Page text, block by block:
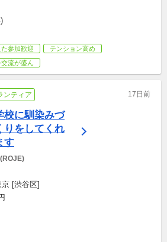
参加歓迎
テンション高め
流が盛ん
ンティア 17日前
校に馴染みづ
りをしてくれ
す
[渋谷区]